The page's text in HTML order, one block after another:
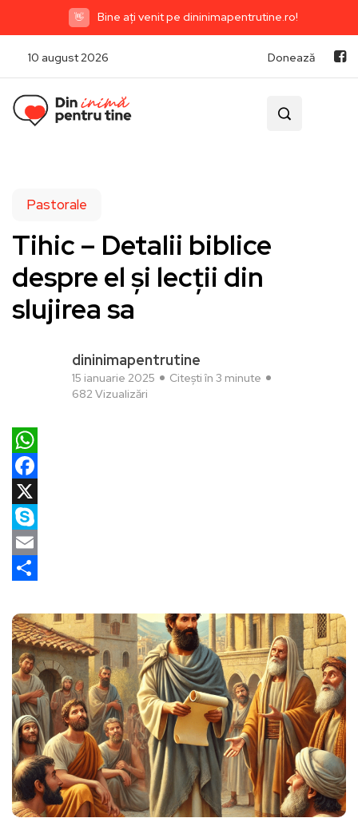
👋 Bine ați venit pe dininimapentrutine.ro!
10 august 2026 Donează
Pastorale
Tihic – Detalii biblice
despre el și lecții din
slujirea sa
dininimapentrutine
15 ianuarie 2025
Citești în 3 minute
682 Vizualizări
WhatsApp
Facebook
X
Skype
Email